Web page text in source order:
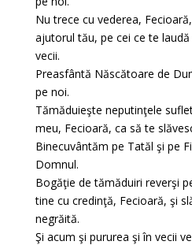
Nu trece cu vederea,
ajutorul tău, pe cei ce te
vecii.
Preasfântă Născătoare de
pe noi.
Tămăduieşte neputinţele
meu, Fecioară, ca să te
Binecuvântăm pe Tatăl şi pe
Domnul.
Bogăţie de tămăduiri reverşi
tine cu credinţă, Fecioară, şi
negrăită.
Şi acum şi pururea şi în vecii